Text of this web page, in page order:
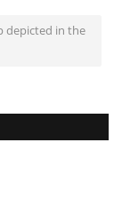
depicted in the